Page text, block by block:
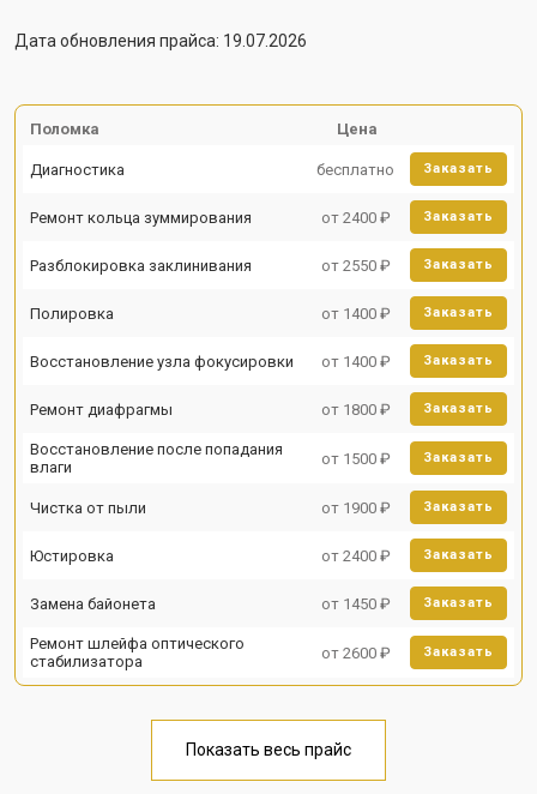
Дата обновления прайса: 19.07.2026
Поломка Цена
Диагностика бесплатно Заказать
Ремонт кольца зуммирования от 2400 ₽ Заказать
Разблокировка заклинивания от 2550 ₽ Заказать
Полировка от 1400 ₽ Заказать
Восстановление узла фокусировки от 1400 ₽ Заказать
Ремонт диафрагмы от 1800 ₽ Заказать
Восстановление после попадания
влаги
от 1500 ₽ Заказать
Чистка от пыли от 1900 ₽ Заказать
Юстировка от 2400 ₽ Заказать
Замена байонета от 1450 ₽ Заказать
Ремонт шлейфа оптического
стабилизатора
от 2600 ₽ Заказать
Показать весь прайс